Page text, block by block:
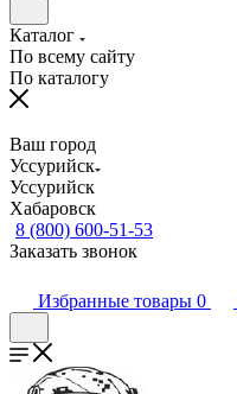
Каталог
По всему сайту
По каталогу
Ваш город
Уссурийск
Уссурийск
Хабаровск
8 (800) 600-51-53
Заказать звонок
Избранные товары 0